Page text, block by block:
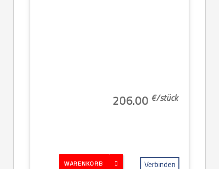
206.00 €/stück
WARENKORB Verbinden